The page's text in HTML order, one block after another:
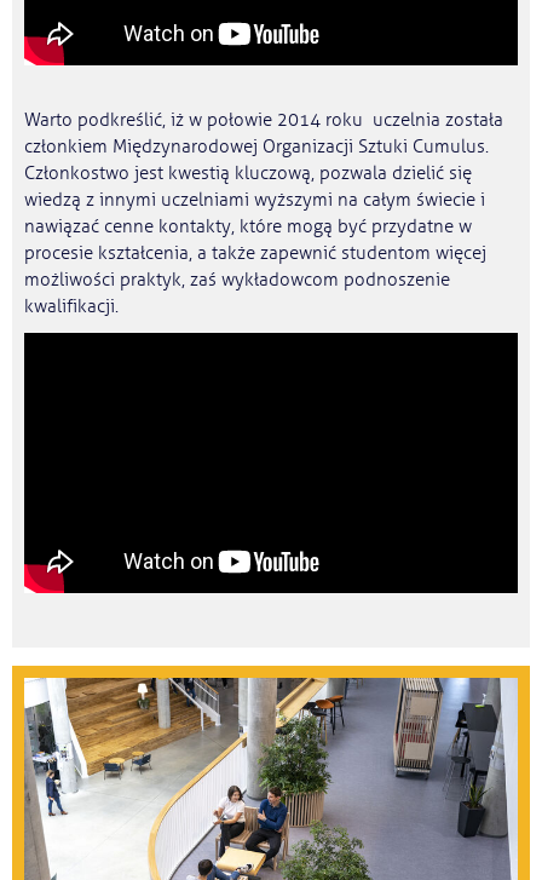
Warto podkreślić, iż w połowie 2014 roku uczelnia została
członkiem Międzynarodowej Organizacji Sztuki Cumulus.
Członkostwo jest kwestią kluczową, pozwala dzielić się
wiedzą z innymi uczelniami wyższymi na całym świecie i
nawiązać cenne kontakty, które mogą być przydatne w
procesie kształcenia, a także zapewnić studentom więcej
możliwości praktyk, zaś wykładowcom podnoszenie
kwalifikacji.